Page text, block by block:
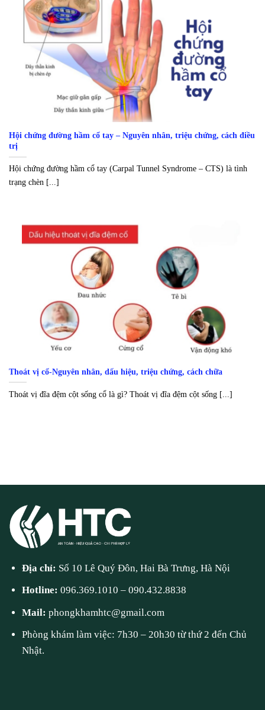
Hội chứng đường hầm cổ tay – Nguyên nhân, triệu chứng, cách điều
trị
Hội chứng đường hầm cổ tay (Carpal Tunnel Syndrome – CTS) là tình
trạng chèn [...]
Thoát vị cổ-Nguyên nhân, dấu hiệu, triệu chứng, cách chữa
Thoát vị đĩa đệm cột sống cổ là gì? Thoát vị đĩa đệm cột sống [...]
Địa chỉ: Số 10 Lê Quý Đôn, Hai Bà Trưng, Hà Nội
Hotline:096.369.1010 –090.432.8838
Mail:phongkhamhtc@gmail.com
Phòng khám làm việc: 7h30 – 20h30 từ thứ 2 đến Chủ
Nhật.